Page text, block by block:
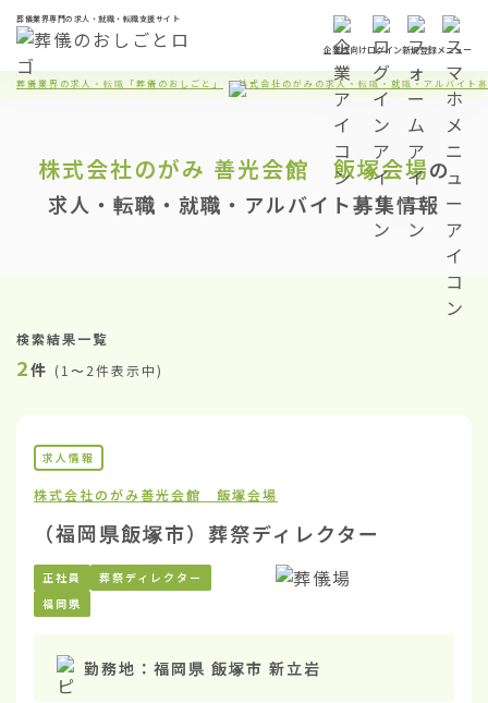
葬儀業界専門の求人・就職・転職支援サイト
企業様向けログイン新規登録メニュー
葬儀業界の求人・転職「葬儀のおしごと」 株式会社のがみの求人・転職・就職・アルバイト
株式会社のがみ 善光会館 飯塚会場の
求人・転職・就職・アルバイト募集情報
検索結果一覧
2件 (1〜2件表示中)
求人情報
株式会社のがみ善光会館 飯塚会場
（福岡県飯塚市）葬祭ディレクター
正社員
葬祭ディレクター
福岡県
勤務地： 福岡県 飯塚市 新立岩